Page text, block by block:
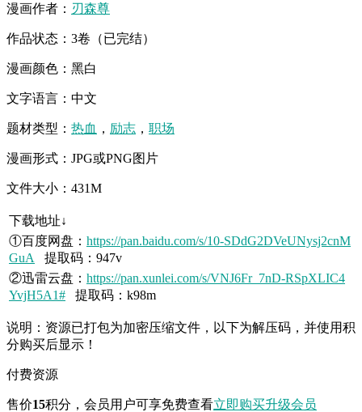
漫画作者： 刃森尊
作品状态：3卷（已完结）
漫画颜色：黑白
文字语言：中文
题材类型： 热血 ， 励志 ， 职场
漫画形式：JPG或PNG图片
文件大小：431M
下载地址↓
①百度网盘： https://pan.baidu.com/s/10-SDdG2DVeUNysj2cnM
GuA
提取码：947v
②迅雷云盘： https://pan.xunlei.com/s/VNJ6Fr_7nD-RSpXLIC4
YvjH5A1# 提取码：k98m
说明：资源已打包为加密压缩文件，以下为解压码，并使用积
分购买后显示！
付费资源
售价15积分 ，会员用户可享免费查看立即购买升级会员